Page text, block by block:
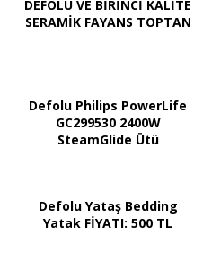
DEFOLU VE BİRİNCİ KALİTE
SERAMİK FAYANS TOPTAN
Defolu Philips PowerLife
GC299530 2400W
SteamGlide Ütü
Defolu Yataş Bedding
Yatak FİYATI: 500 TL